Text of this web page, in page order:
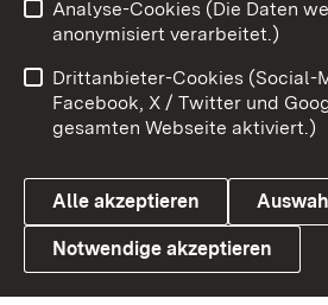
Link zum Landesportal
Benutzungshinweise
Datenschutz
Cookies
Analyse-Cookies (Die Daten
anonymisiert verarbeitet.)
Drittanbieter-Cookies (Social-
Facebook, X / Twitter und
gesamten Webseite aktiviert.)
Alle akzeptieren
Notwendige akzeptieren